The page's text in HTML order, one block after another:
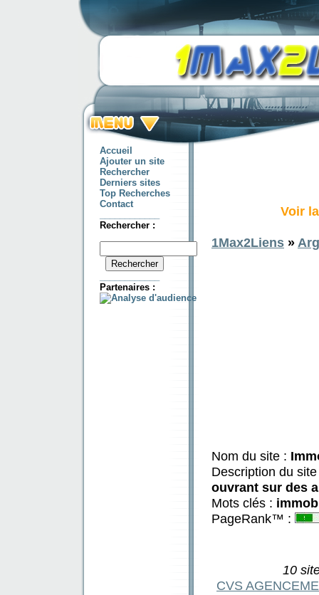
Accueil
Ajouter un site
Rechercher
Derniers sites
Top Recherches
Contact
Rechercher :
Partenaires :
Voir
1Max2Liens »
Nom du site :
Description du
ouvrant sur des
Mots clés :
PageRank™ :
10
CVS